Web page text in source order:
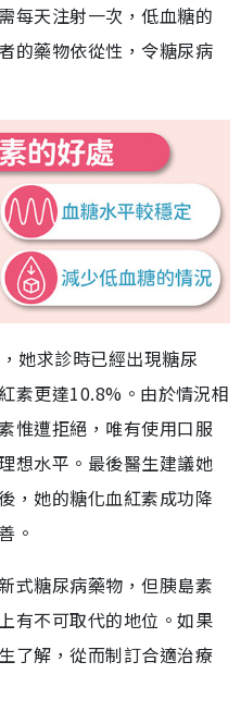
每天注射一次，低血糖的
的藥物依從性，令糖尿病
她求診時已經出現糖尿
素更達10.8%。由於情況相
惟遭拒絕，唯有使用口服
想水平。最後醫生建議她
，她的糖化血紅素成功降
。
式糖尿病藥物，但胰島素
有不可取代的地位。如果
了解，從而制訂合適治療